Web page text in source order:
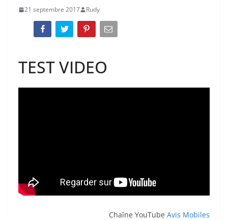
21 septembre 2017 Rudy
TEST VIDEO
Chaîne YouTube Avis Mobiles